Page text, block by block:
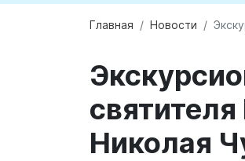
Главная Новости
Николая